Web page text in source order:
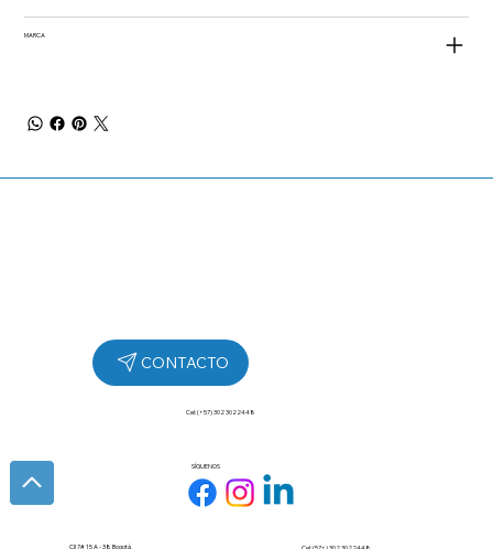
MARCA
SÍGUENOS
Cel: (+57) 302 3022448
Cll 7# 15 A - 38 Bogotá Cel: (57+) 302 3022448